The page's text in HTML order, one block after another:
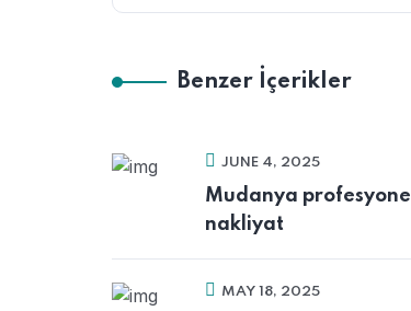
Benzer İçerikler
JUNE 4, 2025
Mudanya profesyonel
nakliyat
MAY 18, 2025